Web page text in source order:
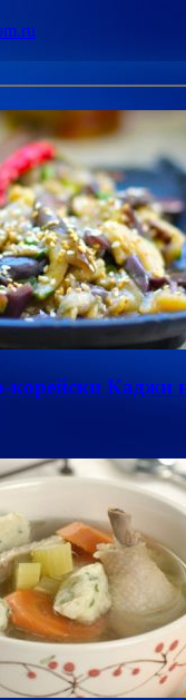
Каджи